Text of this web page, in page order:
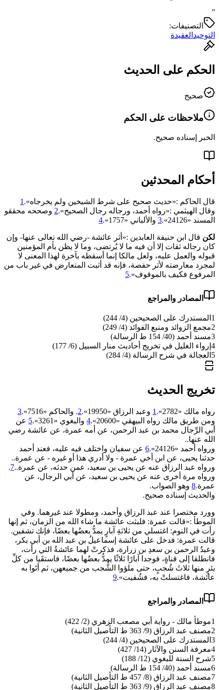
”
التصنيفات:
التوحيد العقيدة
الحكم على الحديث
صحيح
ملاحظات على الحكم
الخبر إسناده صحيح.
أحكام المحدثين
قال الحاكم :«حديث صحيح على شرط الشيخين ولم يخرجاه». 1
وقال الهيثمي :«رواه أحمد، ورجاله رجال الصحيح».2 وصححه محققو
المسند «24126».
3 والألباني «1757». 4
لكن قال ابن حنيفة العابدين :«أثر عائشة -رضي الله تعالى عنها- وإن
كان رجاله ثقات إلا أن فيه ما لا يُرتضى، وما لا يظن بأم المؤمنين
قبوله والعمل عليه، ولعل مالكا إنما أسقطه بآخرة لهذا المعنى لا
لمجرد معارضته لأثر حفصة، فإنه قد أثبت المتعارض في غير باب من
المرفوع فكيف بالموقوف».5
المصادر والمراجع
1 المستدرك على الصحيحين (4/ 244)
2مجمع الزوائد ومنبع الفوائد (4/ 249)
3مسند أحمد (40/ 154 ط الرسالة)
4 إرواء الغليل في تخريج أحاديث منار السبيل (6/ 177)
5 العجالة في شرح الرسالة (4/ 284)
تخريج الحديث
رواه مالك «2782». 1 وعبد الرزاق «19950». 2. والحاكم «7516».
3
ومن طريق مالك رواه البيهقي «20600».
4 والبغوي «3261». 5 عن
أبي الرِّجال محمد بن عبد الرحمن، عن أمه عمرة، عن عائشة رضي
الله عنها..
ورواه أحمد «24126».
6 عن سفيان واختلف فيه عليه، فعند أحمد
حدثنا يحيى، عن ابن أخي عمرة - ولا أدري هذا أو غيره - عن عمرة..
ورواه عبد الرزاق عنه عن يحيى بن سعيد، عمن حدثه، عن عمرة..7
.
ورواه مرة أخرى عنه عن يحيى بن سعيد، عن أبي الرجال، عن
عمرة.8 وهو الصواب.
والحديث إسناده صحيح.
وورد مختصرا عند عبد الرزاق وأحمد، ومطولا عند غيرهما. وفي
الموطأ :«قالت عمرة: فلبثت عائشة ما شاء الله من الزمان، ثم إنها
رأت في النوم: اغتسلي من ثلاثةِ آبارٍ يمدُّ بعضُها بعضًا، فإنك تشفين.
قالت عمرة: فدخل على عائشة إسماعيلُ بن عبد الله بن أبي بكر،
وعبدُ الرحمن بن سعدِ بن زرارة، فذكرتْ لهما عائشةُ التي رأت،
فانطلقا إلى قناةٍ، فوجدا آبارًا ثلاثًا يمدُّ بعضُها بعضًا، فاستقَيا من كلِّ
بئرٍ منها ثلاثَ شُجبٍ، حتى ملؤوا الشُّجب من جميعهن، ثم أتَوا به
عائشة، فاغتسلتْ به، فشُفيت».9
المصادر والمراجع
1موطأ مالك - رواية أبي مصعب الزهري (2/ 422)
2مصنف عبد الرزاق (9/ 363 ط التأصيل الثانية)
3 المستدرك على الصحيحين (4/ 244)
4معرفة السنن والآثار (14/ 427)
5شرح السنة للبغوي (12/ 188)
6مسند أحمد (40/ 154 ط الرسالة)
7مصنف عبد الرزاق (8/ 457 ط التأصيل الثانية)
8مصنف عبد الرزاق (9/ 363 ط التأصيل الثانية)